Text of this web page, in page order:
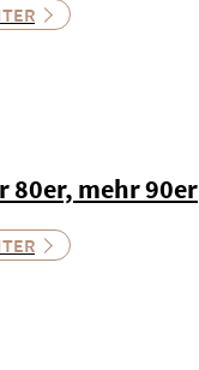
80er, mehr 90er